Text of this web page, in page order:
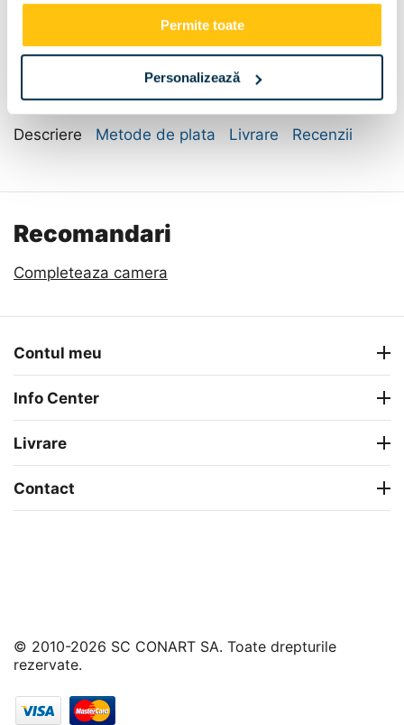
Permite toate
Personalizează
140x200 160x200
Descriere Metode de plata Livrare Recenzii
Recomandari
Completeaza camera
Contul meu
Info Center
Livrare
Contact
© 2010-2026 SC CONART SA. Toate drepturile
rezervate.